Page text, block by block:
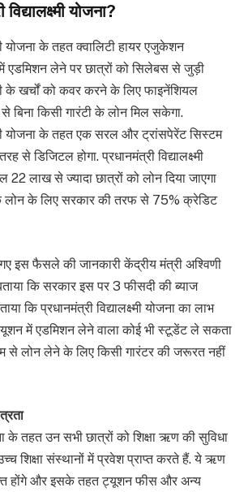
योजना?
योजना के तहत क्वालिटी हायर एजुकेशन
एडमिशन लेने पर छात्रों को सिलेबस से जुड़ी
खर्चों को कवर करने के लिए फाइनेंशियल
बिना किसी गारंटी के लोन मिल सकेगा.
योजना के तहत एक सरल और ट्रांसपेरेंट सिस्टम
से डिजिटल होगा. प्रधानमंत्री विद्यालक्ष्मी
लाख से ज्यादा छात्रों को लोन दिया जाएगा
के लिए सरकार की तरफ से 75% क्रेडिट
इस फैसले की जानकारी केंद्रीय मंत्री अश्विणी
कि सरकार इस पर 3 फीसदी की ब्याज
कि प्रधानमंत्री विद्यालक्ष्मी योजना का लाभ
में एडमिशन लेने वाला कोई भी स्टूडेंट ले सकता
से लोन लेने के लिए किसी गारंटर की जरूरत नहीं
के तहत उन सभी छात्रों को शिक्षा ऋण की सुविधा
शिक्षा संस्थानों में प्रवेश प्राप्त करते हैं. ये ऋण
होंगे और इसके तहत ट्यूशन फीस और अन्य